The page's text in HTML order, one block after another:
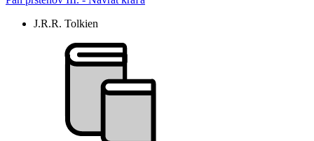
J.R.R. Tolkien